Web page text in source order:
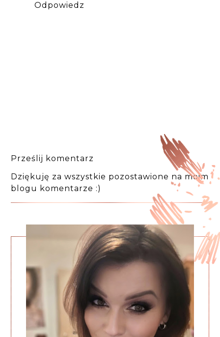
Odpowiedz
Prześlij komentarz
Dziękuję za wszystkie pozostawione na moim
blogu komentarze :)